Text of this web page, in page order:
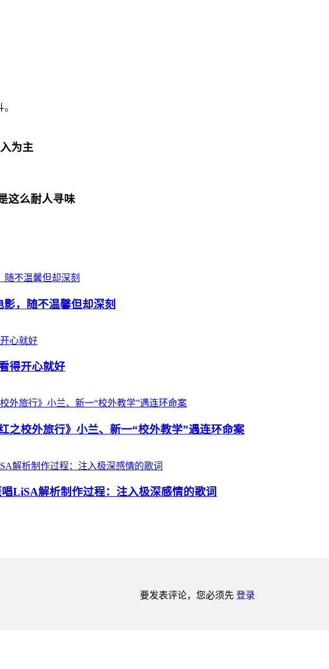
为主
这么耐人寻味
，随不温馨但却深刻
得开心就好
之校外旅行》小兰、新一“校外教学”遇连环命案
LiSA解析制作过程：注入极深感情的歌词
要发表评论，您必须先 登录